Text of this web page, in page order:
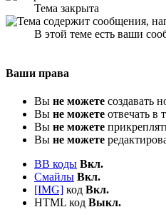
Тема закрыта
В этой теме есть ваши
Ваши права
Вы не можете создавать
Вы не можете отвечать в
Вы не можете
Вы не можете
BB коды Вкл.
Смайлы Вкл.
[IMG] код Вкл.
HTML код Выкл.